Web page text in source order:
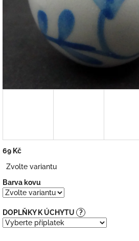
69 Kč
cena:
Zvolte variantu
Barva kovu
DOPLŇKY K ÚCHYTU ?